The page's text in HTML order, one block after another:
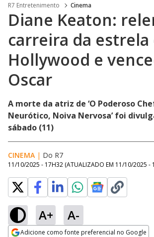
R7 Entretenimento Cinema
Diane Keaton:
carreira da estrela
Hollywood e
Oscar
A morte da atriz de ‘O Poderoso
Neurótico, Noiva Nervosa’ foi
sábado (11)
CINEMA | Do R7
11/10/2025 - 17H32 (ATUALIZADO EM 11/10/2025 -
A+ A-
Adicione como fonte preferencial no Google